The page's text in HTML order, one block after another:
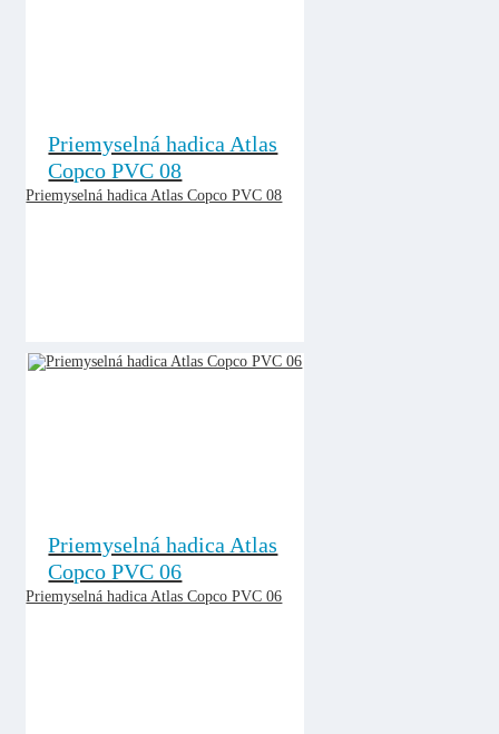
Priemyselná hadica Atlas
Copco PVC 08
Priemyselná hadica Atlas Copco PVC 08
Priemyselná hadica Atlas
Copco PVC 06
Priemyselná hadica Atlas Copco PVC 06